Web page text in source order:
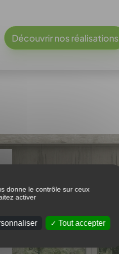
donne le contrôle sur ceux
activer
Tout accepter
Découvrir nos réalisations